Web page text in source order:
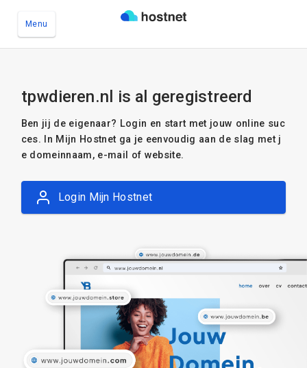
Menu
tpwdieren.nl is al geregistreerd
Ben jij de eigenaar? Login en start met jouw online suc
ces. In Mijn Hostnet ga je eenvoudig aan de slag met j
e domeinnaam, e-mail of website.
Login Mijn Hostnet